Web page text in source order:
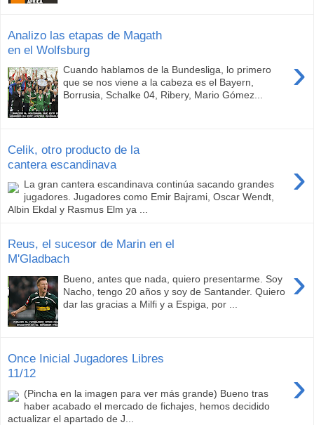
Analizo las etapas de Magath
en el Wolfsburg
›
Cuando hablamos de la Bundesliga, lo primero
que se nos viene a la cabeza es el Bayern,
Borrusia, Schalke 04, Ribery, Mario Gómez...
Celik, otro producto de la
cantera escandinava
›
La gran cantera escandinava continúa sacando grandes
jugadores. Jugadores como Emir Bajrami, Oscar Wendt,
Albin Ekdal y Rasmus Elm ya ...
Reus, el sucesor de Marin en el
M'Gladbach
›
Bueno, antes que nada, quiero presentarme. Soy
Nacho, tengo 20 años y soy de Santander. Quiero
dar las gracias a Milfi y a Espiga, por ...
Once Inicial Jugadores Libres
11/12
›
(Pincha en la imagen para ver más grande) Bueno tras
haber acabado el mercado de fichajes, hemos decidido
actualizar el apartado de J...